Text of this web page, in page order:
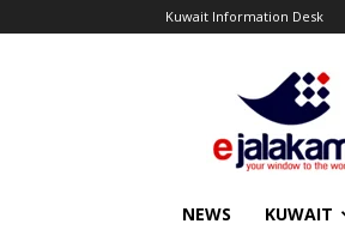
Kuwait Information Desk
ejalakam
NEWS KUWAIT